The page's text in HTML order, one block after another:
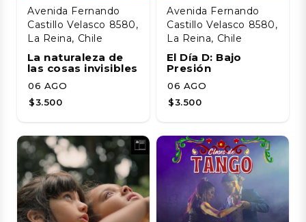
Avenida Fernando
Castillo Velasco 8580,
La Reina, Chile
La naturaleza de
las cosas invisibles
06 AGO
$3.500
Avenida Fernando
Castillo Velasco 8580,
La Reina, Chile
El Día D: Bajo
Presión
06 AGO
$3.500